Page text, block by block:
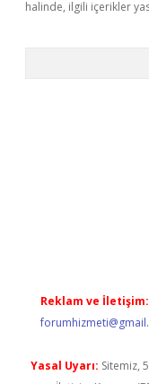
halinde, ilgili içerikler
Reklam ve İletişim:
Yasal Uyarı: Sitemiz,